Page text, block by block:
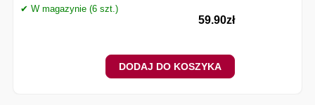
✔ W magazynie (6 szt.)
59.90zł
DODAJ DO KOSZYKA